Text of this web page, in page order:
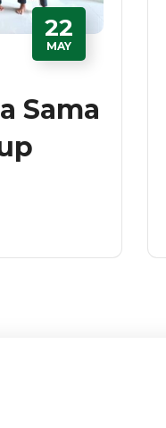
22
MAY
Sama